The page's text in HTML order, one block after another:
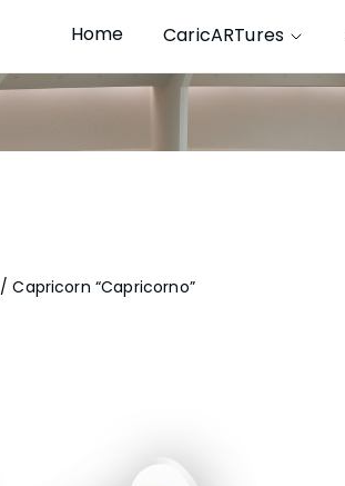
Home CaricARTures
/ Capricorn “Capricorno”